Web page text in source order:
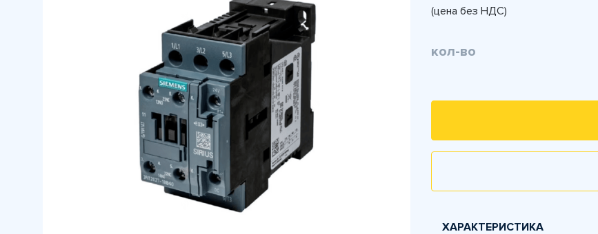
(цена без НДС)
кол-во
ХАРАКТЕРИСТИКА